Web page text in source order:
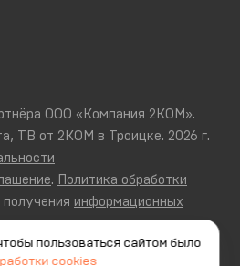
ООО «Компания 2КОМ».
ТВ от 2КОМ в Троицке. 2026 г.
.
Политика обработки
информационных
можно настранице.
пользоваться сайтом было
cookies